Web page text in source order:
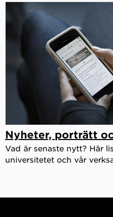
Nyheter, porträtt
Vad är senaste nytt? Här
universitetet och vår